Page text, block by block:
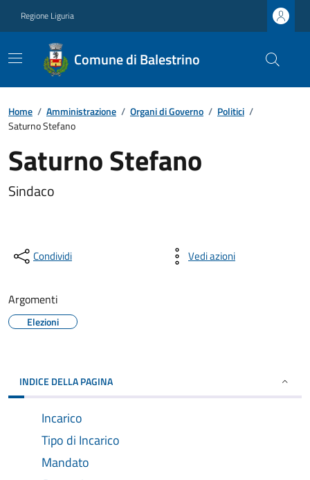
Regione Liguria
Comune di Balestrino
Home / Amministrazione / Organi di Governo / Politici /
Saturno Stefano
Saturno Stefano
Sindaco
Condividi Vedi azioni
Argomenti
Elezioni
INDICE DELLA PAGINA
Incarico
Tipo di Incarico
Mandato